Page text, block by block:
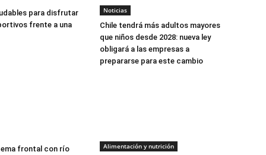
para disfrutar
frente a una
Noticias
Chile tendrá más adultos mayores
que niños desde 2028: nueva ley
obligará a las empresas a
prepararse para este cambio
frontal con río
Alimentación y nutrición